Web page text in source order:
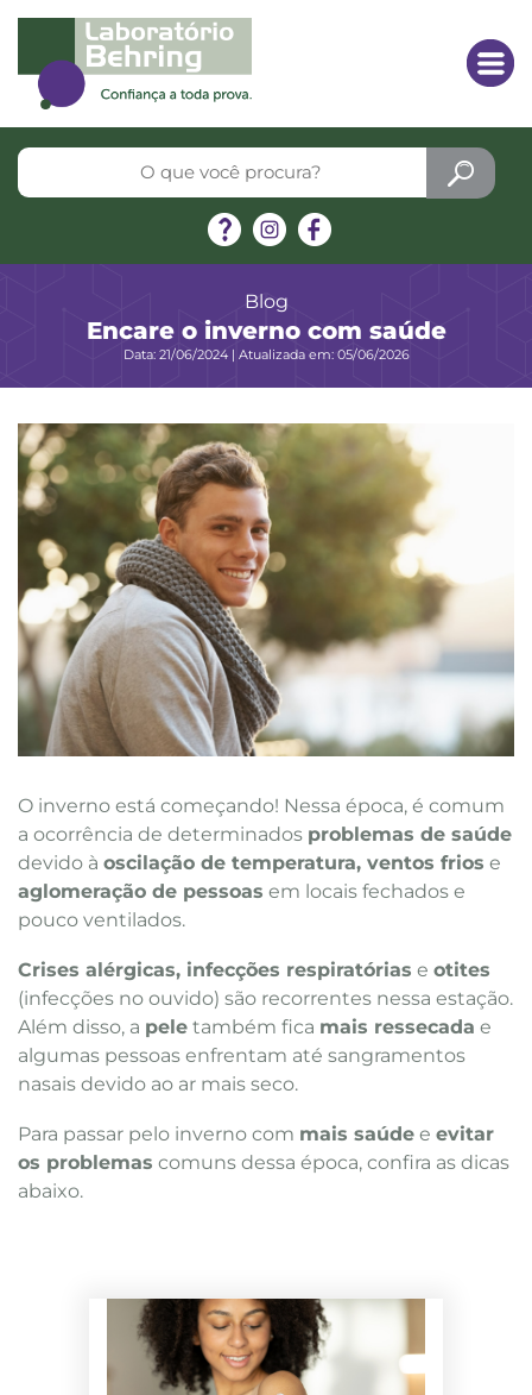
Blog
Encare o inverno com saúde
Data: 21/06/2024 | Atualizada em: 05/06/2026
O inverno está começando! Nessa época, é comum
a ocorrência de determinados problemas de saúde
devido à oscilação de temperatura, ventos frios e
aglomeração de pessoas em locais fechados e
pouco ventilados.
Crises alérgicas, infecções respiratórias e otites
(infecções no ouvido) são recorrentes nessa estação.
Além disso, a pele também fica mais ressecada e
algumas pessoas enfrentam até sangramentos
nasais devido ao ar mais seco.
Para passar pelo inverno com mais saúde e evitar
os problemas comuns dessa época, confira as dicas
abaixo.